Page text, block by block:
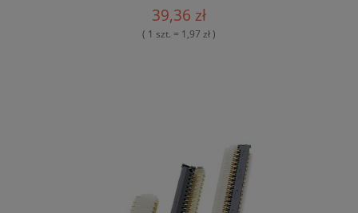
39,36 zł
( 1 szt. = 1,97 zł )